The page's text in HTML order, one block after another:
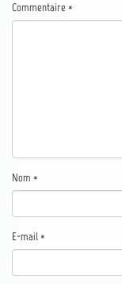
Commentaire *
Nom *
E-mail*